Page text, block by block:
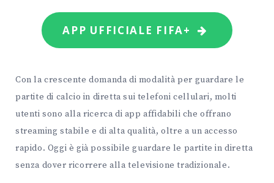
APP UFFICIALE FIFA+
Con la crescente domanda di modalità per guardare le
partite di calcio in diretta sui telefoni cellulari, molti
utenti sono alla ricerca di app affidabili che offrano
streaming stabile e di alta qualità, oltre a un accesso
rapido. Oggi è già possibile guardare le partite in diretta
senza dover ricorrere alla televisione tradizionale.